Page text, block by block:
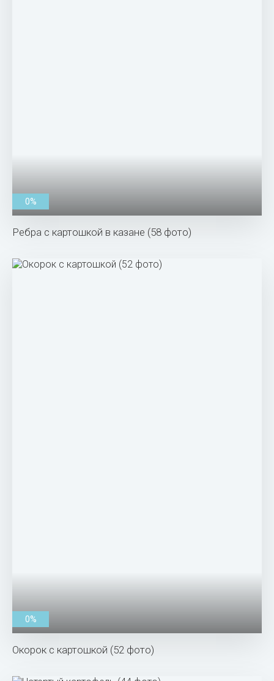
0%
Ребра с картошкой в казане (58 фото)
0%
Окорок с картошкой (52 фото)